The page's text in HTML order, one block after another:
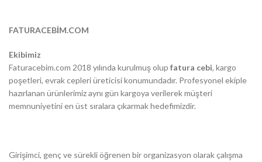
FATURACEBİM.COM
Ekibimiz
Faturacebim.com 2018 yılında kurulmuş olup fatura cebi, kargo
poşetleri, evrak cepleri üreticisi konumundadır. Profesyonel ekiple
hazırlanan ürünlerimiz aynı gün kargoya verilerek müşteri
memnuniyetini en üst sıralara çıkarmak hedefimizdir.
Girişimci, genç ve sürekli öğrenen bir organizasyon olarak çalışma